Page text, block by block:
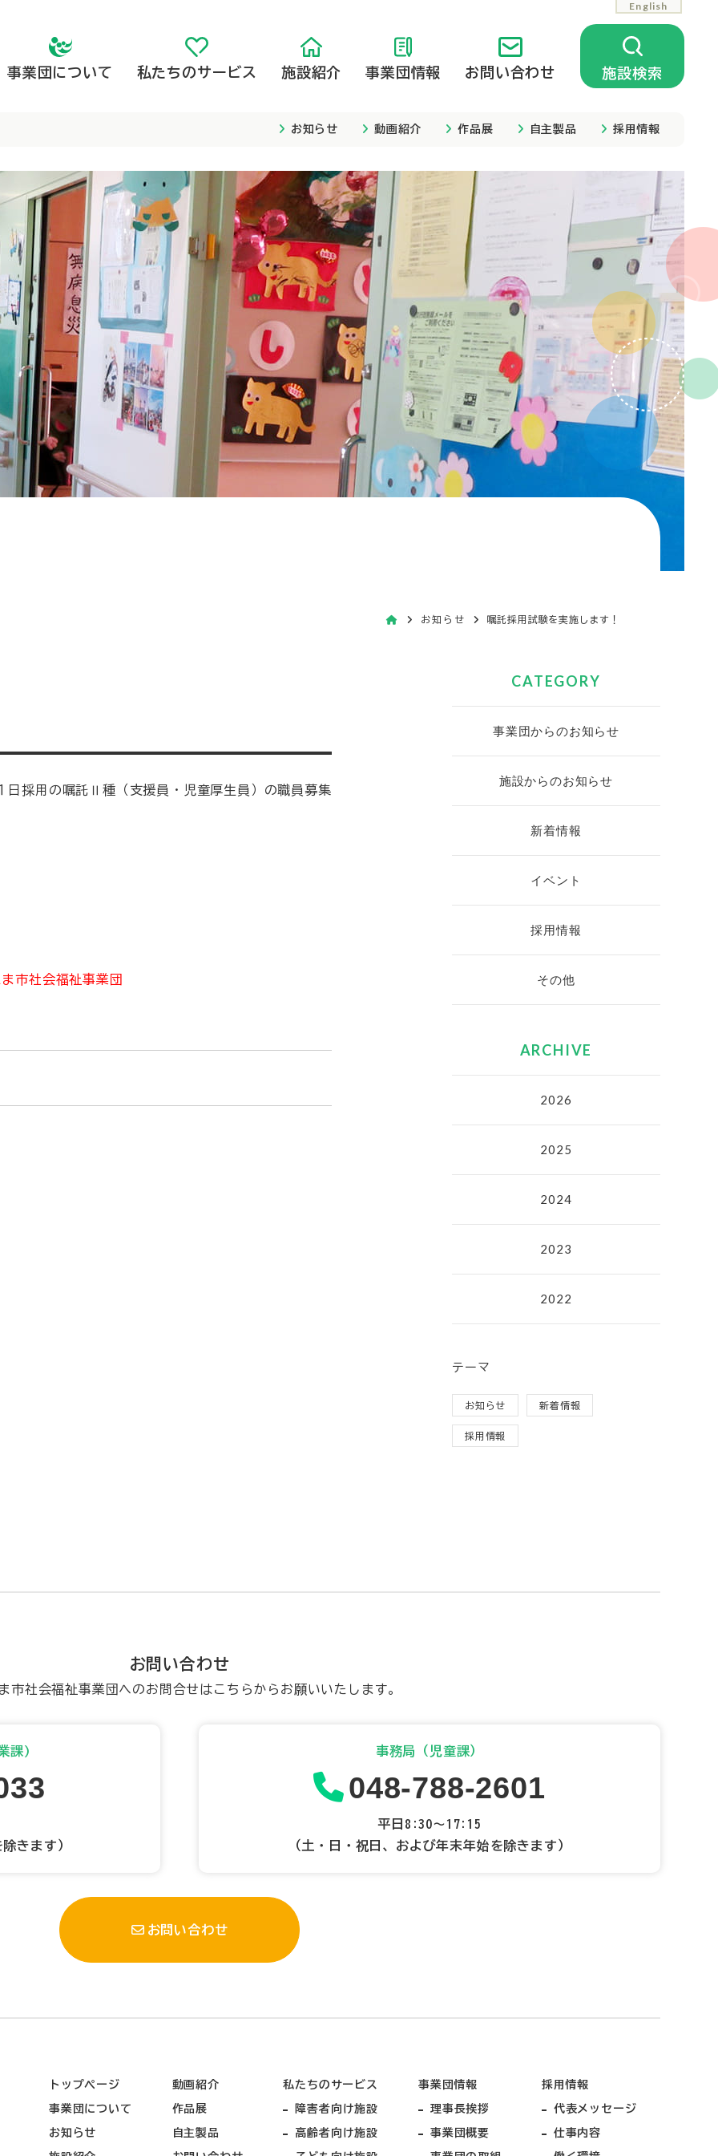
English
事業団について 私たちのサービス
高齢者向け施設 子ども向け施設 相談支援
施設紹介 事業団情報
事業団概要 事業団の取組 公開中の情報
お問い合わせ 施設検索
高齢者向け施設 子ども向け施設 相談支援
お知らせ 動画紹介 作品展 自主製品 採用情報
お知らせ 嘱託採用試験を実施します！
採用の嘱託Ⅱ種（支援員・児童厚生員）の職員募集
市社会福祉事業団
CATEGORY
事業団からのお知らせ
施設からのお知らせ
新着情報
イベント
採用情報
その他
ARCHIVE
2026
2025
2024
2023
2022
テーマ
お知らせ 新着情報
採用情報
お問い合わせ
市社会福祉事業団へのお問合せはこちらからお願いいたします。
課)
きます）
事務局（児童課）
048-788-2601
平日8:30～17:15
（土・日・祝日、および年末年始を除きます）
お問い合わせ
トップページ
事業団について
お知らせ
動画紹介
作品展
自主製品
私たちのサービス
障害者向け施設
高齢者向け施設
事業団情報
理事長挨拶
事業団概要
採用情報
代表メッセージ
仕事内容